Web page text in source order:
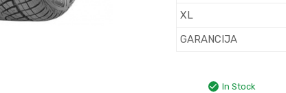
XL
GARANCIJA
In Stock